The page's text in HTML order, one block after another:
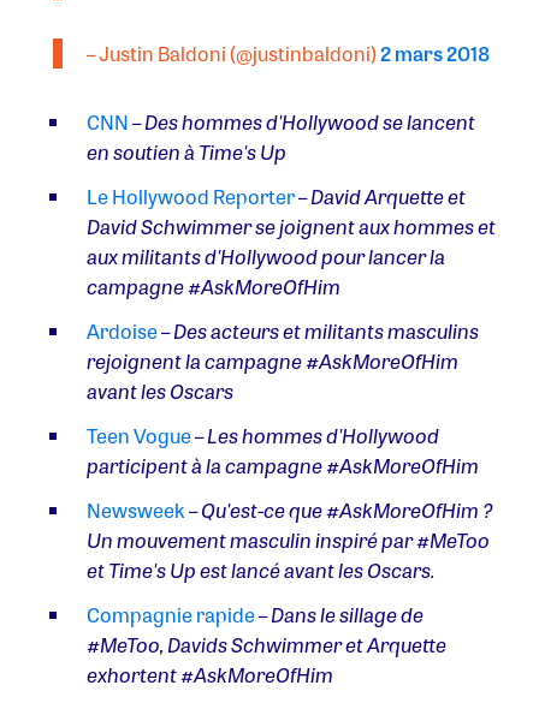
– Justin Baldoni (@justinbaldoni)2 mars 2018
CNN–Des hommes d'Hollywood se lancent
en soutien à Time's Up
Le Hollywood Reporter–David Arquette et
David Schwimmer se joignent aux hommes et
aux militants d'Hollywood pour lancer la
campagne #AskMoreOfHim
Ardoise–Des acteurs et militants masculins
rejoignent la campagne #AskMoreOfHim
avant les Oscars
Teen Vogue–Les hommes d'Hollywood
participent à la campagne #AskMoreOfHim
Newsweek–Qu'est-ce que #AskMoreOfHim ?
Un mouvement masculin inspiré par #MeToo
et Time's Up est lancé avant les Oscars.
Compagnie rapide–Dans le sillage de
#MeToo, Davids Schwimmer et Arquette
exhortent #AskMoreOfHim